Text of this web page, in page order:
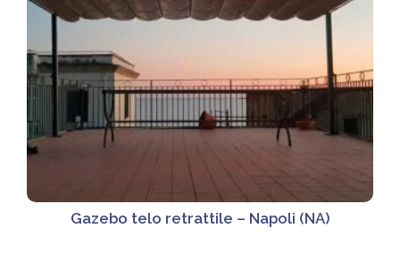
Gazebo telo retrattile – Napoli (NA)